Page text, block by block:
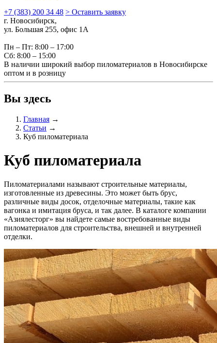
+7 (383) 200 34 48 > Оставить заявку
г. Новосибирск,
ул. Большая 255, офис 1А
Пн – Пт: 8:00 – 17:00
Сб: 8:00 – 15:00
В наличии широкий выбор пиломатериалов в Новосибирске
оптом и в розницу
Вы здесь
Главная →
Статьи →
Куб пиломатериала
Куб пиломатериала
Пиломатериалами называют строительные материалы,
изготовленные из древесины. Это может быть брус,
различные виды досок, отделочные материалы, такие как
вагонка и имитация бруса, и так далее. В каталоге компании
«Азиялесторг» вы найдете самые востребованные виды
пиломатериалов для строительства, внешней и внутренней
отделки.